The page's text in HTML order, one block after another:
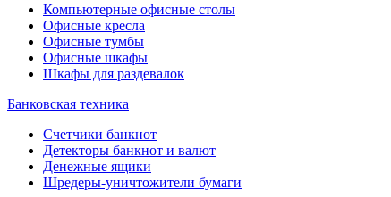
Компьютерные офисные столы
Офисные кресла
Офисные тумбы
Офисные шкафы
Шкафы для раздевалок
Банковская техника
Счетчики банкнот
Детекторы банкнот и валют
Денежные ящики
Шредеры-уничтожители бумаги